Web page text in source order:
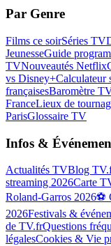
Par Genre
Films ce soirSéries TV
JeunesseGuide
TVNouveautés Netflix
vs Disney+Calculateur
françaisesBaromètre
FranceLieux de
ParisGlossaire TV
Infos &
Actualités TVBlog
streaming 2026Carte
Roland-Garros 2026⚽
2026Festivals &
de TV.frQuestions
légalesCookies & Vie